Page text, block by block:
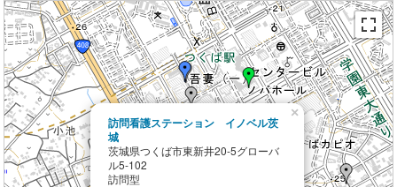
訪問看護ステーション イノベル茨
城
茨城県つくば市東新井20-5グローバ
ル5-102
訪問型
×